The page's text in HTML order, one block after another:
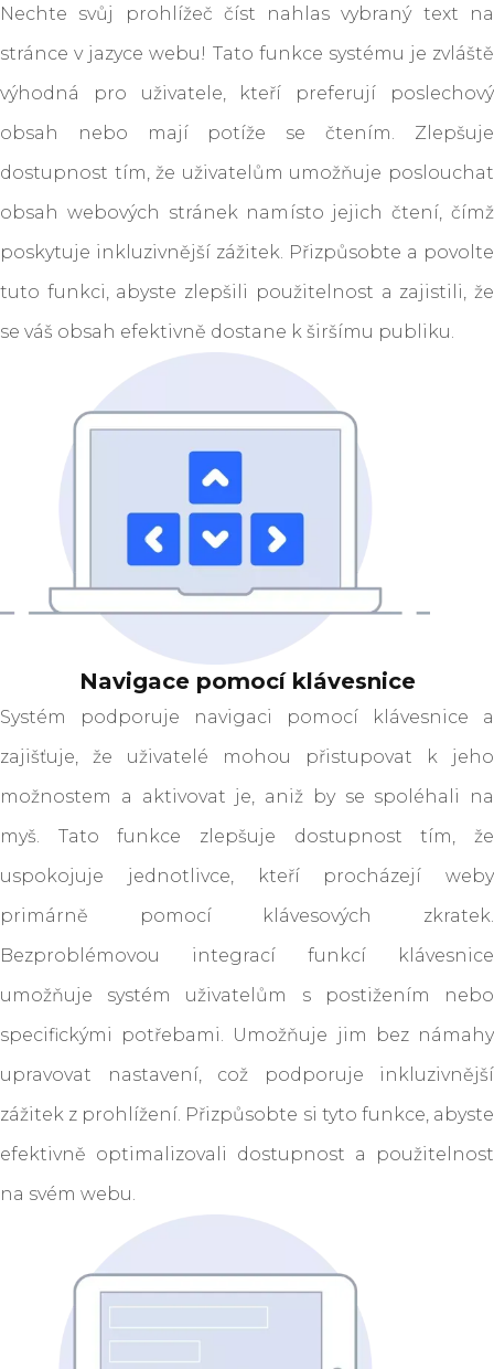
Nechte svůj prohlížeč číst nahlas vybraný text na
stránce v jazyce webu! Tato funkce systému je zvláště
výhodná pro uživatele, kteří preferují poslechový
obsah nebo mají potíže se čtením. Zlepšuje
dostupnost tím, že uživatelům umožňuje poslouchat
obsah webových stránek namísto jejich čtení, čímž
poskytuje inkluzivnější zážitek. Přizpůsobte a povolte
tuto funkci, abyste zlepšili použitelnost a zajistili, že
se váš obsah efektivně dostane k širšímu publiku.
Navigace pomocí klávesnice
Systém podporuje navigaci pomocí klávesnice a
zajišťuje, že uživatelé mohou přistupovat k jeho
možnostem a aktivovat je, aniž by se spoléhali na
myš. Tato funkce zlepšuje dostupnost tím, že
uspokojuje jednotlivce, kteří procházejí weby
primárně pomocí klávesových zkratek.
Bezproblémovou integrací funkcí klávesnice
umožňuje systém uživatelům s postižením nebo
specifickými potřebami. Umožňuje jim bez námahy
upravovat nastavení, což podporuje inkluzivnější
zážitek z prohlížení. Přizpůsobte si tyto funkce, abyste
efektivně optimalizovali dostupnost a použitelnost
na svém webu.